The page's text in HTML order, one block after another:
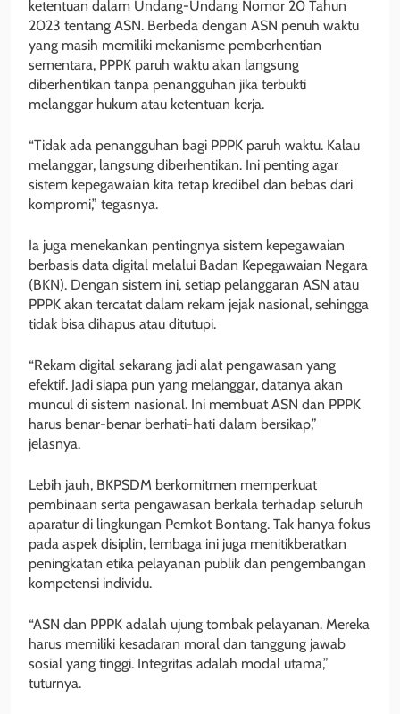
ketentuan dalam Undang-Undang Nomor 20 Tahun
2023 tentang ASN. Berbeda dengan ASN penuh waktu
yang masih memiliki mekanisme pemberhentian
sementara, PPPK paruh waktu akan langsung
diberhentikan tanpa penangguhan jika terbukti
melanggar hukum atau ketentuan kerja.
“Tidak ada penangguhan bagi PPPK paruh waktu. Kalau
melanggar, langsung diberhentikan. Ini penting agar
sistem kepegawaian kita tetap kredibel dan bebas dari
kompromi,” tegasnya.
Ia juga menekankan pentingnya sistem kepegawaian
berbasis data digital melalui Badan Kepegawaian Negara
(BKN). Dengan sistem ini, setiap pelanggaran ASN atau
PPPK akan tercatat dalam rekam jejak nasional, sehingga
tidak bisa dihapus atau ditutupi.
“Rekam digital sekarang jadi alat pengawasan yang
efektif. Jadi siapa pun yang melanggar, datanya akan
muncul di sistem nasional. Ini membuat ASN dan PPPK
harus benar-benar berhati-hati dalam bersikap,”
jelasnya.
Lebih jauh, BKPSDM berkomitmen memperkuat
pembinaan serta pengawasan berkala terhadap seluruh
aparatur di lingkungan Pemkot Bontang. Tak hanya fokus
pada aspek disiplin, lembaga ini juga menitikberatkan
peningkatan etika pelayanan publik dan pengembangan
kompetensi individu.
“ASN dan PPPK adalah ujung tombak pelayanan. Mereka
harus memiliki kesadaran moral dan tanggung jawab
sosial yang tinggi. Integritas adalah modal utama,”
tuturnya.